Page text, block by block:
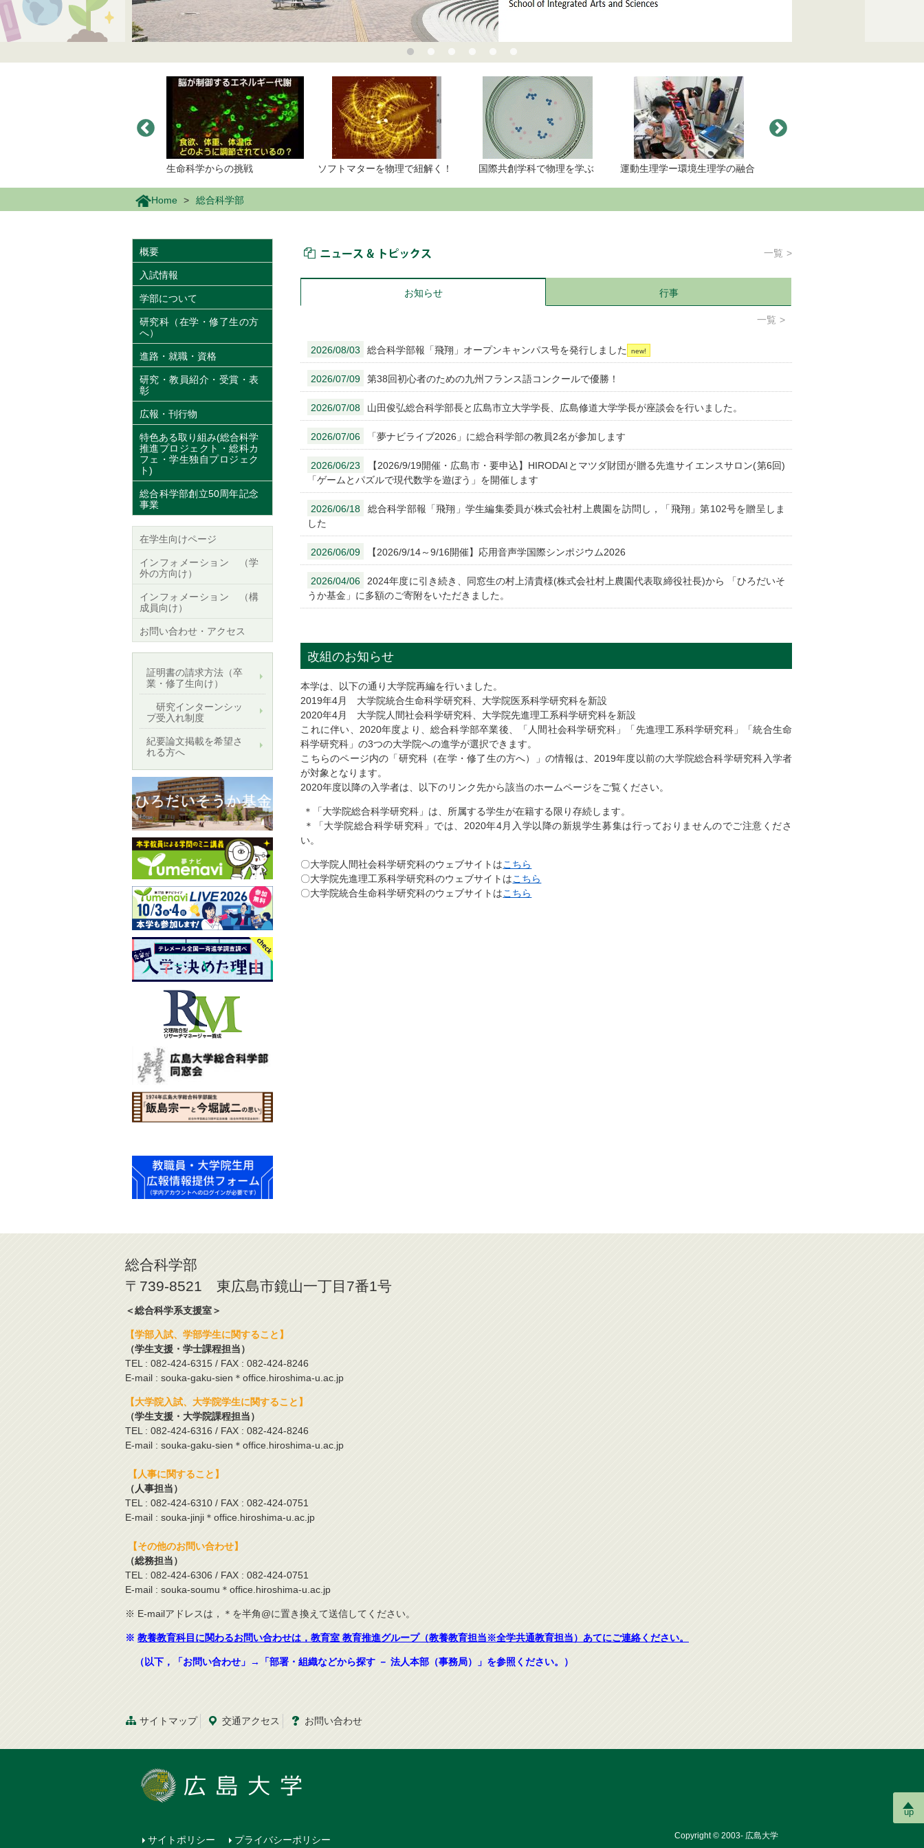
ソフトマターを物理で紐解く！ 国際共創学科で物理を学ぶ 運動生理学ー環境生理学の融合
総合科学科で超伝導を探る
Home 総合科学部
一覧
お知らせ 行事
一覧
2026/08/03 総合科学部報「飛翔」オープンキャンパス号を発行しました
2026/07/09 第38回初心者のための九州フランス語コンクールで優勝！
2026/07/08 山田俊弘総合科学部長と広島市立大学学長、広島修道大学学長が座談会を行いました。
2026/07/06 「夢ナビライブ2026」に総合科学部の教員2名が参加します
2026/06/23
【2026/9/19開催・広島市・要申込】HIRODAIとマツダ財団が贈る先進サイエンスサロン(第6回)
「ゲームとパズルで現代数学を遊ぼう」を開催します
2026/06/18
総合科学部報「飛翔」学生編集委員が株式会社村上農園を訪問し，「飛翔」第102号を贈呈しま
した
2026/06/09 【2026/9/14～9/16開催】応用音声学国際シンポジウム2026
2026/04/06
2024年度に引き続き、同窓生の村上清貴様(株式会社村上農園代表取締役社長)から 「ひろだいそ
うか基金」に多額のご寄附をいただきました。
改組のお知らせ
本学は、以下の通り大学院再編を行いました。
2019年4月 大学院統合生命科学研究科、大学院医系科学研究科を新設
2020年4月 大学院人間社会科学研究科、大学院先進理工系科学研究科を新設
これに伴い、2020年度より、総合科学部卒業後、「人間社会科学研究科」「先進理工系科学研究科」「統合生命
科学研究科」の3つの大学院への進学が選択できます。
こちらのページ内の「研究科（在学・修了生の方へ）」の情報は、2019年度以前の大学院総合科学研究科入学者
が対象となります。
2020年度以降の入学者は、以下のリンク先から該当のホームページをご覧ください。
＊「大学院総合科学研究科」は、所属する学生が在籍する限り存続します。
＊「大学院総合科学研究科」では、2020年4月入学以降の新規学生募集は行っておりませんのでご注意くださ
い。
〇大学院人間社会科学研究科のウェブサイトはこちら
〇大学院先進理工系科学研究科のウェブサイトはこちら
〇大学院統合生命科学研究科のウェブサイトはこちら
概要
入試情報
学部について
研究科（在学・修了生の方
へ）
進路・就職・資格
研究・教員紹介・受賞・表
彰
広報・刊行物
特色ある取り組み(総合科学
推進プロジェクト・総科カ
フェ・学生独自プロジェク
ト)
総合科学部創立50周年記念
事業
在学生向けページ
インフォメーション （学
外の方向け）
インフォメーション （構
成員向け）
お問い合わせ・アクセス
証明書の請求方法（卒
業・修了生向け）
研究インターンシッ
プ受入れ制度
紀要論文掲載を希望さ
れる方へ
up
総合科学部
〒739-8521 東広島市鏡山一丁目7番1号
＜総合科学系支援室＞
【学部入試、学部学生に関すること】
（学生支援・学士課程担当）
TEL : 082-424-6315 / FAX : 082-424-8246
E-mail : souka-gaku-sien＊office.hiroshima-u.ac.jp
【大学院入試、大学院学生に関すること】
（学生支援・大学院課程担当）
TEL : 082-424-6316 / FAX : 082-424-8246
E-mail : souka-gaku-sien＊office.hiroshima-u.ac.jp
【人事に関すること】
（人事担当）
TEL : 082-424-6310 / FAX : 082-424-0751
E-mail : souka-jinji＊office.hiroshima-u.ac.jp
【その他のお問い合わせ】
（総務担当）
TEL : 082-424-6306 / FAX : 082-424-0751
E-mail : souka-soumu＊office.hiroshima-u.ac.jp
※ E-mailアドレスは，＊を半角@に置き換えて送信してください。
※ 教養教育科目に関わるお問い合わせは，教育室 教育推進グループ（教養教育担当※全学共通教育担当）あてにご連絡ください。
（以下，「お問い合わせ」→「部署・組織などから探す － 法人本部（事務局）」を参照ください。）
サイトマップ 交通アクセス お問い合わせ
サイトポリシー プライバシーポリシー Copyright © 2003- 広島大学